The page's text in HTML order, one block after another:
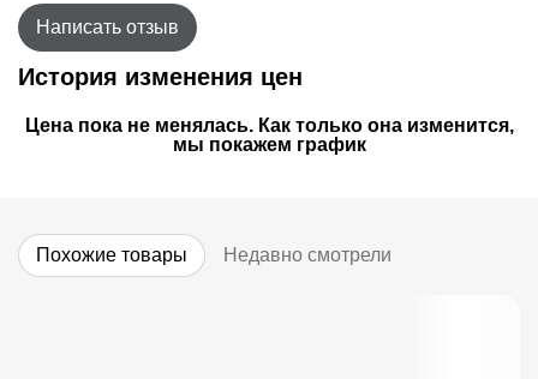
Написать отзыв
История изменения цен
Цена пока не менялась. Как только она изменится,
мы покажем график
Похожие товары Недавно смотрели